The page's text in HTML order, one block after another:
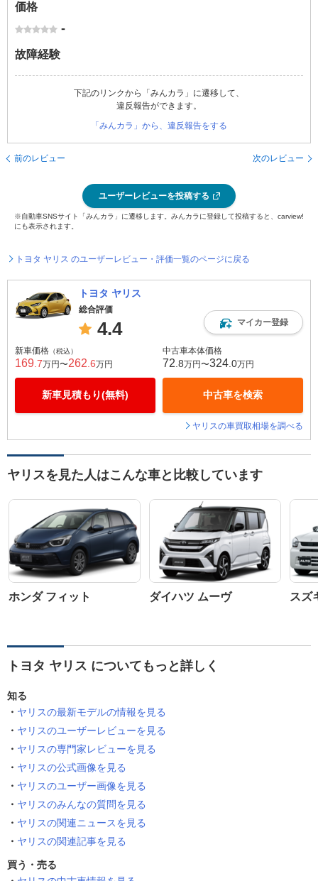
価格
-
故障経験
下記のリンクから「みんカラ」に遷移して、
違反報告ができます。
「みんカラ」から、違反報告をする
前のレビュー 次のレビュー
ユーザーレビューを投稿する
※自動車SNSサイト「みんカラ」に遷移します。みんカラに登録して投稿すると、carview!
にも表示されます。
トヨタ ヤリス のユーザーレビュー・評価一覧のページに戻る
トヨタ ヤリス
総合評価
4.4 マイカー登録
新車価格 （税込）
169 .7万円〜262 .6万円
新車見積もり(無料)
中古車本体価格
72 .8万円〜324 .0万円
中古車を検索
ヤリスの車買取相場を調べる
ヤリスを見た人はこんな車と比較しています
ホンダ フィット ダイハツ ムーヴ スズ
トヨタ ヤリス についてもっと詳しく
知る
ヤリスの最新モデルの情報を見る
ヤリスのユーザーレビューを見る
ヤリスの専門家レビューを見る
ヤリスの公式画像を見る
ヤリスのユーザー画像を見る
ヤリスのみんなの質問を見る
ヤリスの関連ニュースを見る
ヤリスの関連記事を見る
買う・売る